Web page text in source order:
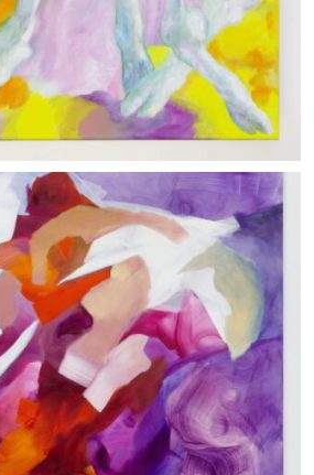
Deux têtes
su tela, cm 100x100_ Courtesy the
photo: Clérin Morin